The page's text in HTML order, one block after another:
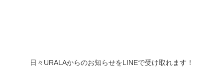
日々URALAからのお知らせをLINEで受け取れます！